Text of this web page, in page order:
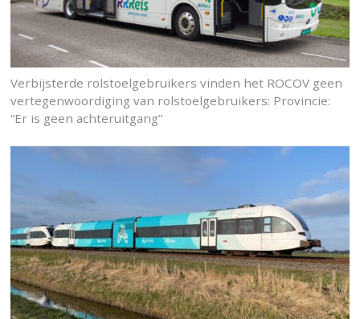
Verbijsterde rolstoelgebruikers vinden het ROCOV geen
vertegenwoordiging van rolstoelgebruikers: Provincie:
“Er is geen achteruitgang”